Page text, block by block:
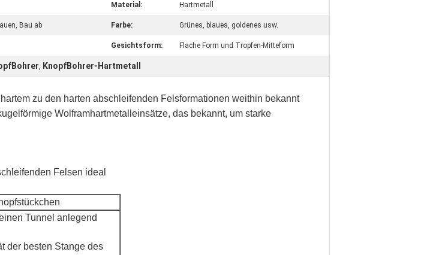
Material: Hartmetall
Bau ab Farbe: Grünes, blaues, goldenes usw.
Gesichtsform: Flache Form und Tropfen-Mitteform
, KnopfBohrer-Hartmetall
zu den harten abschleifenden Felsformationen weithin bekannt
Wolframhartmetalleinsätze, das bekannt, um starke
Felsen ideal
Tunnel anlegend
der besten Stange des